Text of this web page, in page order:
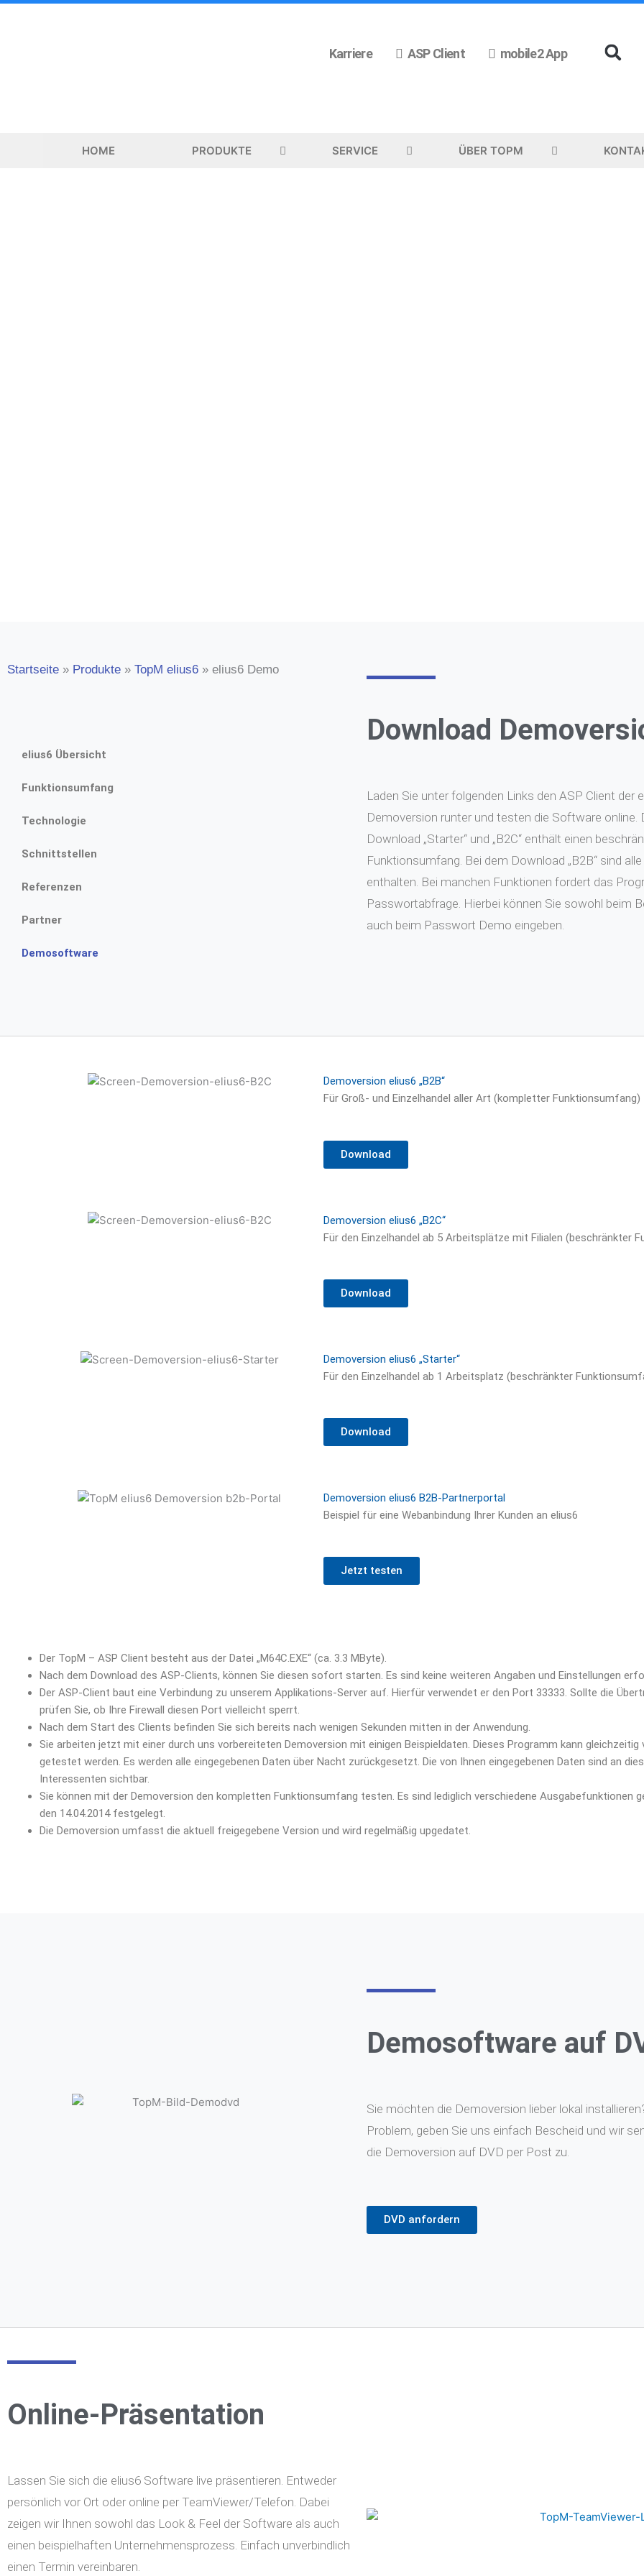
Zum
Karriere ASP Client mobile2 App
HOME PRODUKTE SERVICE ÜBER TOPM
Startseite » Produkte » TopM elius6 » elius6 Demo
elius6 Übersicht
Funktionsumfang
Technologie
Schnittstellen
Referenzen
Partner
Demosoftware
Download
Laden Sie unter folgenden Links den ASP Client der
Demoversion runter und testen die Software online.
Download „Starter“ und „B2C“ enthält einen
Funktionsumfang. Bei dem Download „B2B“ sind
enthalten. Bei manchen Funktionen fordert das
Passwortabfrage. Hierbei können Sie sowohl beim
auch beim Passwort Demo eingeben.
Demoversion elius6 „B2B“
Für Groß- und Einzelhandel aller Art (kompletter Funktionsumfang)
Download
Demoversion elius6 „B2C“
Für den Einzelhandel ab 5 Arbeitsplätze mit Filialen (beschränkter
Download
Demoversion elius6 „Starter“
Für den Einzelhandel ab 1 Arbeitsplatz (beschränkter
Download
Demoversion elius6 B2B-Partnerportal
Beispiel für eine Webanbindung Ihrer Kunden an elius6
Jetzt testen
Der TopM – ASP Client besteht aus der Datei „M64C.EXE“ (ca. 3.3 MByte).
Nach dem Download des ASP-Clients, können Sie diesen sofort starten. Es sind keine weiteren Angaben und Einstellungen
Der ASP-Client baut eine Verbindung zu unserem Applikations-Server auf. Hierfür verwendet er den Port 33333. Sollte die
prüfen Sie, ob Ihre Firewall diesen Port vielleicht sperrt.
Nach dem Start des Clients befinden Sie sich bereits nach wenigen Sekunden mitten in der Anwendung.
Sie arbeiten jetzt mit einer durch uns vorbereiteten Demoversion mit einigen Beispieldaten. Dieses Programm kann
getestet werden. Es werden alle eingegebenen Daten über Nacht zurückgesetzt. Die von Ihnen eingegebenen Daten sind an
Interessenten sichtbar.
Sie können mit der Demoversion den kompletten Funktionsumfang testen. Es sind lediglich verschiedene Ausgabefunktionen
den 14.04.2014 festgelegt.
Die Demoversion umfasst die aktuell freigegebene Version und wird regelmäßig upgedatet.
Demosoftware auf
Sie möchten die Demoversion lieber lokal
Problem, geben Sie uns einfach Bescheid und wir
die Demoversion auf DVD per Post zu.
DVD anfordern
Online-Präsentation
Lassen Sie sich die elius6 Software live präsentieren. Entweder
persönlich vor Ort oder online per TeamViewer/Telefon. Dabei
zeigen wir Ihnen sowohl das Look & Feel der Software als auch
einen beispielhaften Unternehmensprozess. Einfach unverbindlich
einen Termin vereinbaren.